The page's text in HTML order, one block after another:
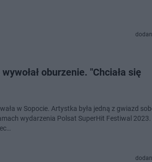
oburzenie. "Chciała się
w Sopocie. Artystka była jedną z gwiazd
wydarzenia Polsat SuperHit Festiwal 2023.